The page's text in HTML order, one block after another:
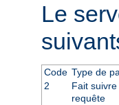
Le
Code Type de
2
Fait suivre
requête